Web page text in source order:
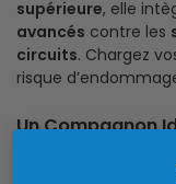
supérieure, elle
avancés contre les
circuits. Chargez
risque
Un Compagnon
batterie